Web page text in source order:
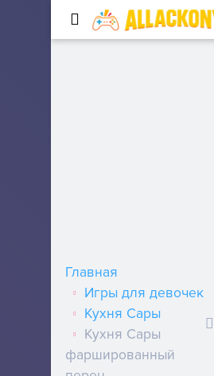
Главная
Игры для девочек
Кухня Сары
Кухня Сары
фаршированный